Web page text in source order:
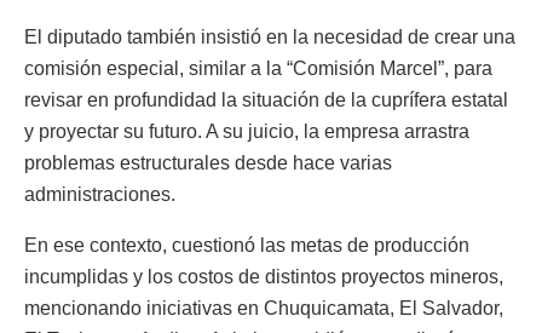
El diputado también insistió en la necesidad de crear una
comisión especial, similar a la “Comisión Marcel”, para
revisar en profundidad la situación de la cuprífera estatal
y proyectar su futuro. A su juicio, la empresa arrastra
problemas estructurales desde hace varias
administraciones.
En ese contexto, cuestionó las metas de producción
incumplidas y los costos de distintos proyectos mineros,
mencionando iniciativas en Chuquicamata, El Salvador,